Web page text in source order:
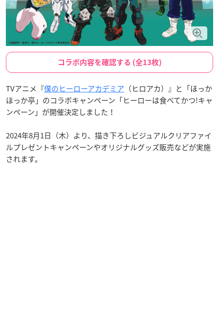
コラボ内容を確認する (全13枚)
TVアニメ『僕のヒーローアカデミア （ヒロアカ）』と「ほっか
ほっか亭」のコラボキャンペーン「ヒーローは食べてかつ!キャ
ンペーン」が開催決定しました！
2024年8月1日（木）より、描き下ろしビジュアルクリアファイ
ルプレゼントキャンペーンやオリジナルグッズ販売などが実施
されます。